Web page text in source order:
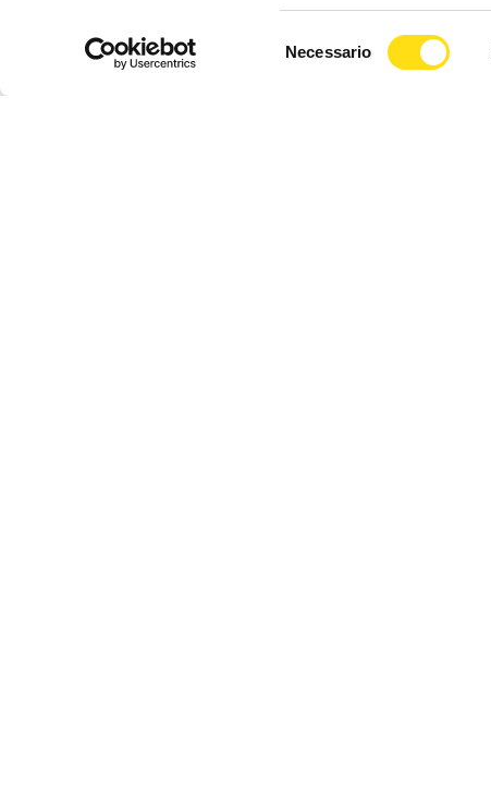
Necessario
CRONACA CRONACA